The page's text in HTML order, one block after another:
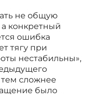
не общую
а конкретный
ошибка
тягу при
нестабильны»,
сложнее
было